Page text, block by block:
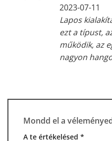
2023-07-11
Lapos
ezt a típust,
működik, az
nagyon
Mondd el a
A te értékelésed *